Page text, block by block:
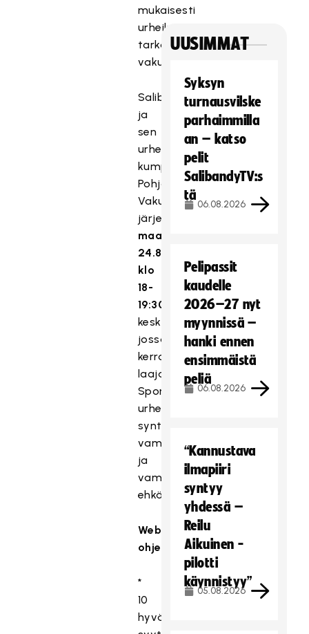
mukaisesti
urheiluun
tarkoitettu
vakuutusmuoto.
Salibandyliitto
ja
sen
urheiluvakuuttamisen
kumppani
Pohjola
Vakuutus
järjestävät
maanantaina
24.8.2020
klo
18-
19:30
keskustelutilaisuuden,
jossa
kerrotaan
laajalti
Sporttiturvasta,
urheilussa
syntyvistä
vammoista
ja
vammojen
ehkäisystä.
Webinaarin
ohjelma
*
10
hyvää
UUSIMMAT
Syksyn
turnausvilske
parhaimmilla
an – katso
pelit
SalibandyTV:s
tä
06.08.2026
Pelipassit
kaudelle
2026–27 nyt
myynnissä –
hanki ennen
ensimmäistä
peliä
06.08.2026
“Kannustava
ilmapiiri
syntyy
yhdessä –
Reilu
Aikuinen -
pilotti
käynnistyy”
05.08.2026